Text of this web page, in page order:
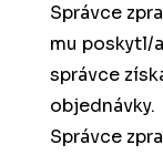
Správce
mu poskytl/
správce
objednávky.
Správce